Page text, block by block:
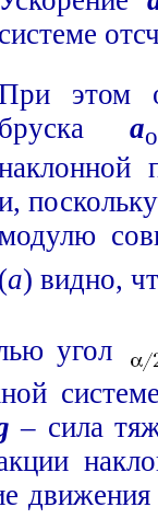
системе
этом
бруска a
(а) видно,
угол
– сила